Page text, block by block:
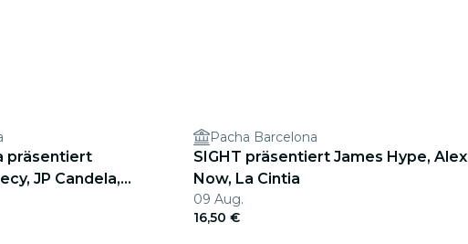
präsentiert
JP Candela,
Pacha Barcelona
SIGHT präsentiert James Hype, Alex
Now, La Cintia
09 Aug.
16,50 €